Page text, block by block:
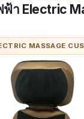
ยบร้อยครบถ้วน
วถึงจากบางแสน
ห้เป็นของขวัญ ร
สุภาพในการส่ง
มที่บอก
ฟ้า Electric
MASSAGE